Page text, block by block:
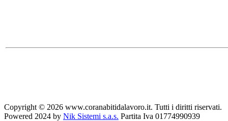
Copyright © 2026 www.coranabitidalavoro.it. Tutti i diritti riservati.
Powered 2024 by Nik Sistemi s.a.s. Partita Iva 01774990939